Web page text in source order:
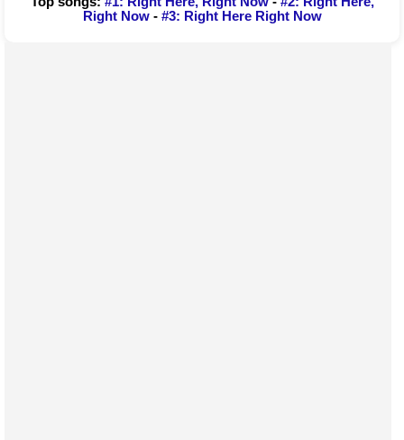
Right Now- #3: Right Here Right Now